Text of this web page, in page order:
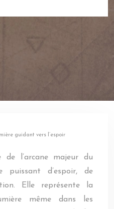
guidant vers l’espoir
de l’arcane majeur du
d’espoir, de
Elle représente la
même dans les